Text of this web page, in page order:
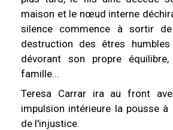
maison et le nœud interne
silence commence à sortir
destruction des êtres
dévorant son propre
famille...
Teresa Carrar ira au front
impulsion intérieure la pousse à
de l'injustice.